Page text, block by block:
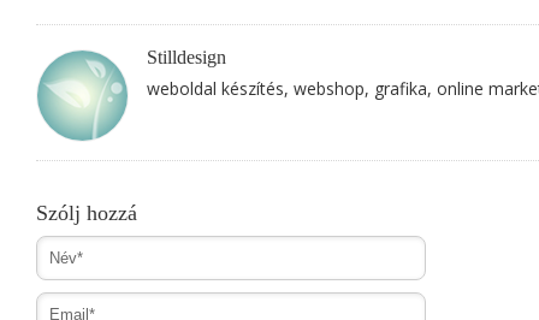
Stilldesign
weboldal készítés, webshop, grafika, online
Szólj hozzá